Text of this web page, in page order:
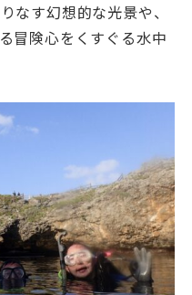
なす幻想的な光景や、
冒険心をくすぐる水中